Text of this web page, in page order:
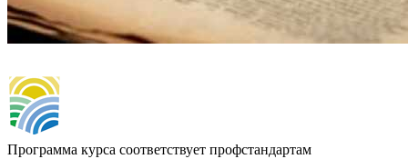
Программа курса соответствует профстандартам